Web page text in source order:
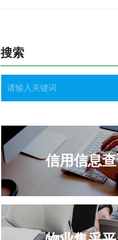
信用信息
搜索